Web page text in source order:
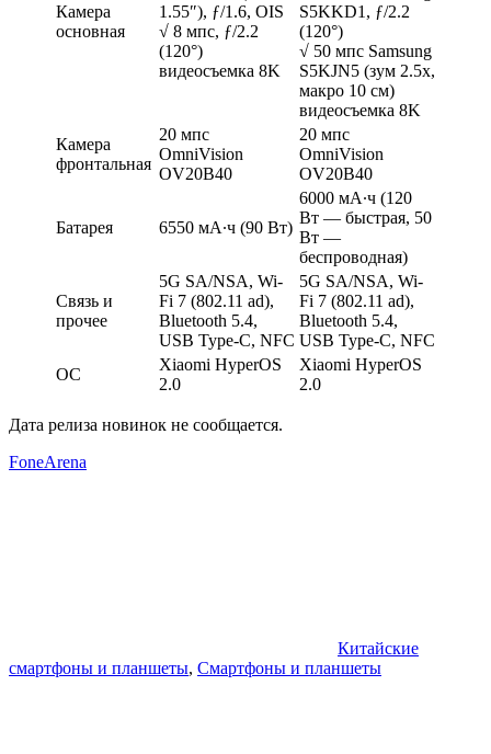
Камера
основная
1.55″), ƒ/1.6, OIS
√ 8 мпс, ƒ/2.2
(120°)
видеосъемка 8K
S5KKD1, ƒ/2.2
(120°)
√ 50 мпс Samsung
S5KJN5 (зум 2.5x,
макро 10 см)
видеосъемка 8K
Камера
фронтальная
20 мпс
OmniVision
OV20B40
20 мпс
OmniVision
OV20B40
Батарея 6550 мА∙ч (90 Вт)
6000 мА∙ч (120
Вт — быстрая, 50
Вт —
беспроводная)
Связь и
прочее
5G SA/NSA, Wi-
Fi 7 (802.11 ad),
Bluetooth 5.4,
USB Type-C, NFC
5G SA/NSA, Wi-
Fi 7 (802.11 ad),
Bluetooth 5.4,
USB Type-C, NFC
ОС
Xiaomi HyperOS
2.0
Xiaomi HyperOS
2.0
Дата релиза новинок не сообщается.
FoneArena
Китайские
смартфоны и планшеты, Смартфоны и планшеты